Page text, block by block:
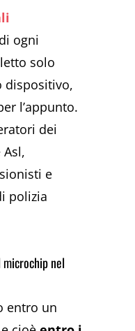
ogni
solo
dispositivo,
l’appunto.
dei
e
polizia
nel
entro un